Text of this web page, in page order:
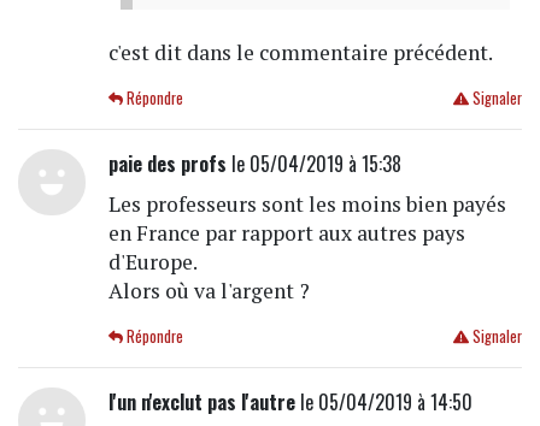
c'est dit dans le commentaire précédent.
Signaler
Répondre
paie des profs le 05/04/2019 à 15:38
Les professeurs sont les moins bien payés
en France par rapport aux autres pays
d'Europe.
Alors où va l'argent ?
Signaler
Répondre
l'un n'exclut pas l'autrele 05/04/2019 à 14:50